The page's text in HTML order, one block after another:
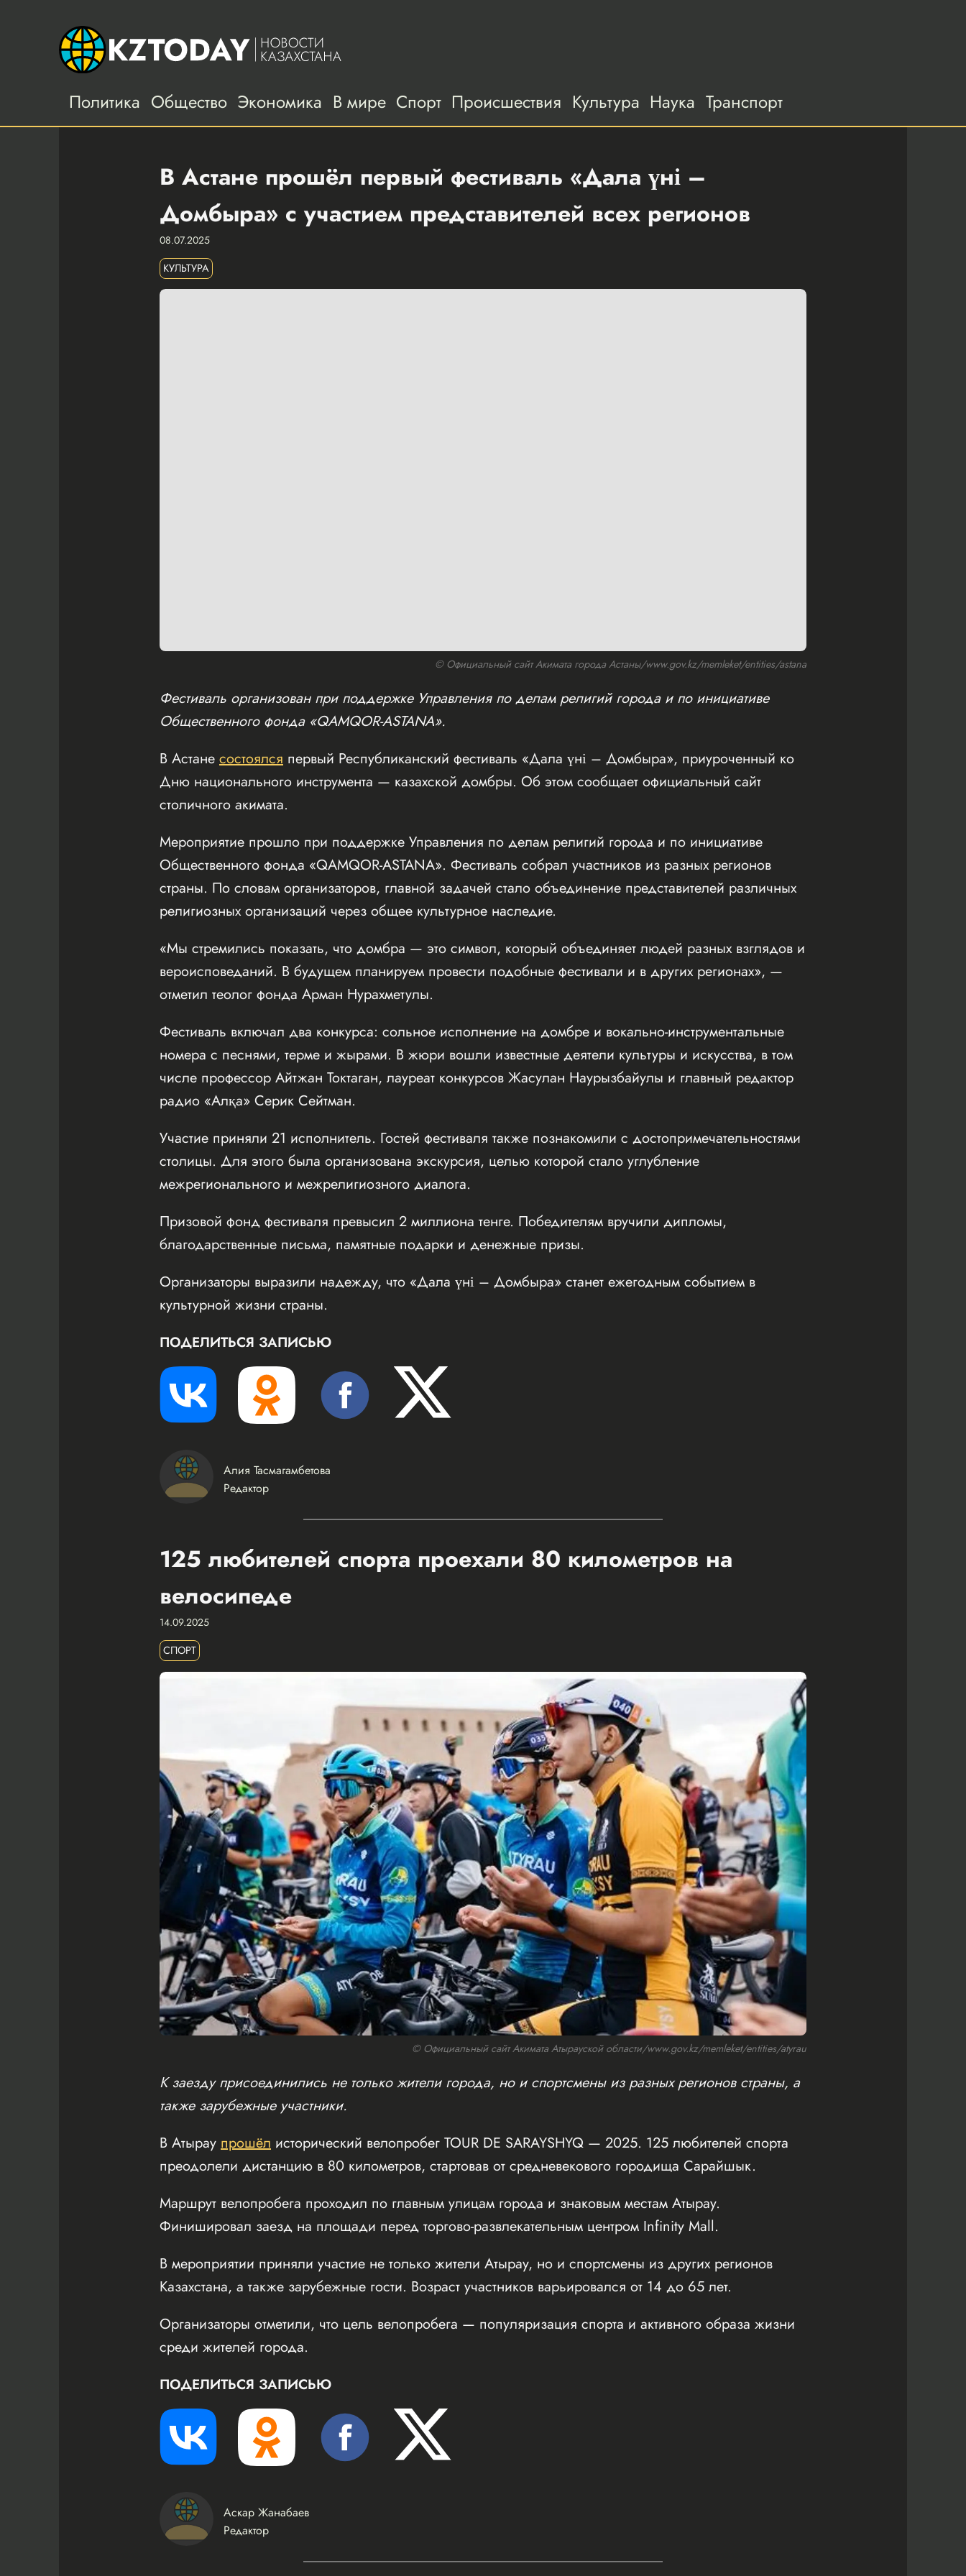
Политика Общество Экономика В мире Спорт Происшествия Культура Наука Транспорт
В Астане прошёл первый фестиваль «Дала үні –
Домбыра» с участием представителей всех регионов
08.07.2025
КУЛЬТУРА
© Официальный сайт Акимата города Астаны/www.gov.kz/memleket/entities/astana
Фестиваль организован при поддержке Управления по делам религий города и по инициативе
Общественного фонда «QAMQOR-ASTANA».
В Астане состоялся первый Республиканский фестиваль «Дала үні – Домбыра», приуроченный ко
Дню национального инструмента — казахской домбры. Об этом сообщает официальный сайт
столичного акимата.
Мероприятие прошло при поддержке Управления по делам религий города и по инициативе
Общественного фонда «QAMQOR-ASTANA». Фестиваль собрал участников из разных регионов
страны. По словам организаторов, главной задачей стало объединение представителей различных
религиозных организаций через общее культурное наследие.
«Мы стремились показать, что домбра — это символ, который объединяет людей разных взглядов и
вероисповеданий. В будущем планируем провести подобные фестивали и в других регионах», —
отметил теолог фонда Арман Нурахметулы.
Фестиваль включал два конкурса: сольное исполнение на домбре и вокально-инструментальные
номера с песнями, терме и жырами. В жюри вошли известные деятели культуры и искусства, в том
числе профессор Айтжан Токтаган, лауреат конкурсов Жасулан Наурызбайулы и главный редактор
радио «Алқа» Серик Сейтман.
Участие приняли 21 исполнитель. Гостей фестиваля также познакомили с достопримечательностями
столицы. Для этого была организована экскурсия, целью которой стало углубление
межрегионального и межрелигиозного диалога.
Призовой фонд фестиваля превысил 2 миллиона тенге. Победителям вручили дипломы,
благодарственные письма, памятные подарки и денежные призы.
Организаторы выразили надежду, что «Дала үні – Домбыра» станет ежегодным событием в
культурной жизни страны.
ПОДЕЛИТЬСЯ ЗАПИСЬЮ
Алия Тасмагамбетова
Редактор
125 любителей спорта проехали 80 километров на
велосипеде
14.09.2025
СПОРТ
© Официальный сайт Акимата Атырауской области/www.gov.kz/memleket/entities/atyrau
К заезду присоединились не только жители города, но и спортсмены из разных регионов страны, а
также зарубежные участники.
В Атырау прошёл исторический велопробег TOUR DE SARAYSHYQ — 2025. 125 любителей спорта
преодолели дистанцию в 80 километров, стартовав от средневекового городища Сарайшык.
Маршрут велопробега проходил по главным улицам города и знаковым местам Атырау.
Финишировал заезд на площади перед торгово-развлекательным центром Infinity Mall.
В мероприятии приняли участие не только жители Атырау, но и спортсмены из других регионов
Казахстана, а также зарубежные гости. Возраст участников варьировался от 14 до 65 лет.
Организаторы отметили, что цель велопробега — популяризация спорта и активного образа жизни
среди жителей города.
ПОДЕЛИТЬСЯ ЗАПИСЬЮ
Аскар Жанабаев
Редактор